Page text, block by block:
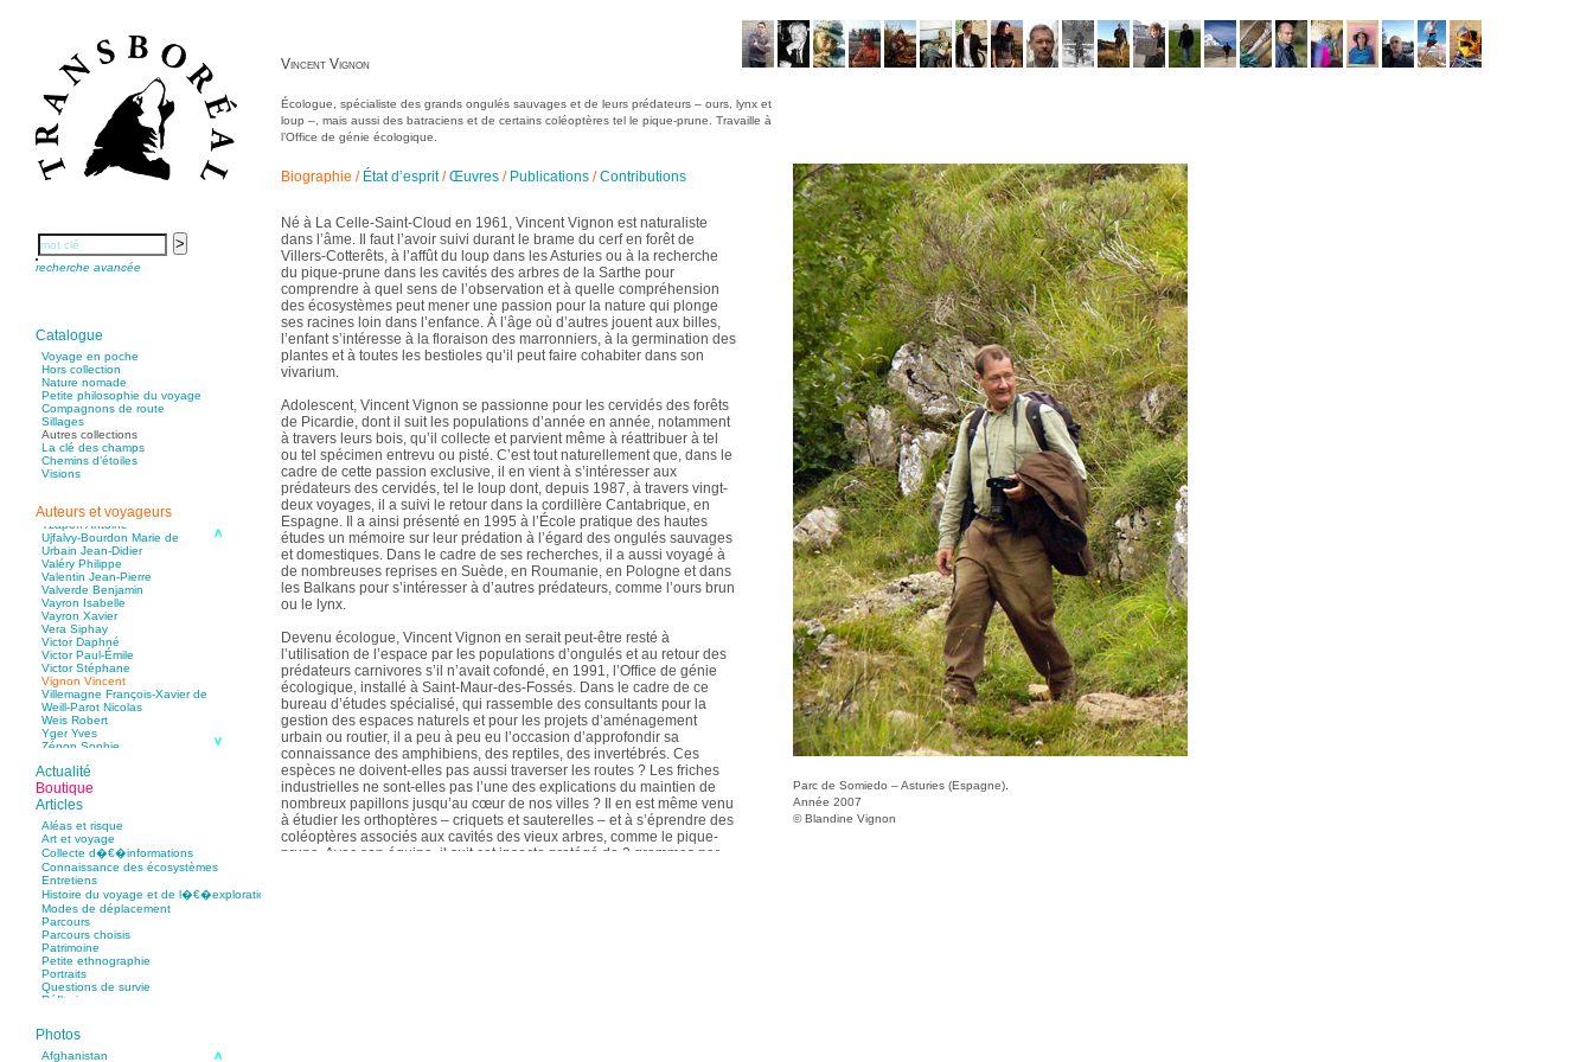
recherche avancée
Catalogue
Voyage en poche
Hors collection
Nature nomade
Petite philosophie du voyage
Compagnons de route
Sillages
Autres collections
La clé des champs
Chemins d’étoiles
Visions
Auteurs et voyageurs
Poussin Alexandre
Prjevalski Nikolaï
Quierzy Pauline
Raffard Matthieu
Rasse Rémy
Ravel Patrice de
Revel Luc de
Ripart Jacqueline
Rizzato Tullio
Rochez Carine
Rondón Analía
Salon Olivier
Sapin-Defour Cédric
Sattler Alexandre
Sokpakbaïev Berdibek
Soleilhavoup François
Squillace Sophie
Stuck Hudson
Sylvestre Françoise
Tardieu Marc
Terrisse Marc
Tesson Sylvain
Thevenet Jacqueline
Touboul Marion
Toumanov Vadim
Trouplin Boris
Tulane Fabrice
Tzapoff Antoine
Ujfalvy-Bourdon Marie de
Urbain Jean-Didier
Valéry Philippe
Valentin Jean-Pierre
Valverde Benjamin
Vayron Isabelle
Vayron Xavier
Vera Siphay
Victor Daphné
Victor Paul-Émile
Victor Stéphane
Vignon Vincent
Villemagne François-Xavier de
Weill-Parot Nicolas
Weis Robert
Yger Yves
Zénon Sophie
Actualité
Boutique
Articles
Aléas et risque
Art et voyage
Collecte d�€�informations
Connaissance des écosystèmes
Entretiens
Histoire du voyage et de l�€�exploration
Modes de déplacement
Parcours
Parcours choisis
Patrimoine
Petite ethnographie
Portraits
Questions de survie
Réflexions
Photos
Afghanistan
Vincent Vignon
Parc de Somiedo – Asturies (Espagne).
Année 2007
© Blandine Vignon
Écologue, spécialiste des grands ongulés sauvages et de leurs prédateurs – ours, lynx et
loup –, mais aussi des batraciens et de certains coléoptères tel le pique-prune. Travaille à
l’Office de génie écologique.
Biographie / État d’esprit/Œuvres / Publications /Contributions
Né à La Celle-Saint-Cloud en 1961, Vincent Vignon est naturaliste
dans l’âme. Il faut l’avoir suivi durant le brame du cerf en forêt de
Villers-Cotterêts, à l’affût du loup dans les Asturies ou à la recherche
du pique-prune dans les cavités des arbres de la Sarthe pour
comprendre à quel sens de l’observation et à quelle compréhension
des écosystèmes peut mener une passion pour la nature qui plonge
ses racines loin dans l’enfance. À l’âge où d’autres jouent aux billes,
l’enfant s’intéresse à la floraison des marronniers, à la germination des
plantes et à toutes les bestioles qu’il peut faire cohabiter dans son
vivarium.
Adolescent, Vincent Vignon se passionne pour les cervidés des forêts
de Picardie, dont il suit les populations d’année en année, notamment
à travers leurs bois, qu’il collecte et parvient même à réattribuer à tel
ou tel spécimen entrevu ou pisté. C’est tout naturellement que, dans le
cadre de cette passion exclusive, il en vient à s’intéresser aux
prédateurs des cervidés, tel le loup dont, depuis 1987, à travers vingt-
deux voyages, il a suivi le retour dans la cordillère Cantabrique, en
Espagne. Il a ainsi présenté en 1995 à l’École pratique des hautes
études un mémoire sur leur prédation à l’égard des ongulés sauvages
et domestiques. Dans le cadre de ses recherches, il a aussi voyagé à
de nombreuses reprises en Suède, en Roumanie, en Pologne et dans
les Balkans pour s’intéresser à d’autres prédateurs, comme l’ours brun
ou le lynx.
Devenu écologue, Vincent Vignon en serait peut-être resté à
l’utilisation de l’espace par les populations d’ongulés et au retour des
prédateurs carnivores s’il n’avait cofondé, en 1991, l’Office de génie
écologique, installé à Saint-Maur-des-Fossés. Dans le cadre de ce
bureau d’études spécialisé, qui rassemble des consultants pour la
gestion des espaces naturels et pour les projets d’aménagement
urbain ou routier, il a peu à peu eu l’occasion d’approfondir sa
connaissance des amphibiens, des reptiles, des invertébrés. Ces
espèces ne doivent-elles pas aussi traverser les routes ? Les friches
industrielles ne sont-elles pas l’une des explications du maintien de
nombreux papillons jusqu’au cœur de nos villes ? Il en est même venu
à étudier les orthoptères – criquets et sauterelles – et à s’éprendre des
coléoptères associés aux cavités des vieux arbres, comme le pique-
prune. Avec son équipe, il suit cet insecte protégé de 2 grammes par